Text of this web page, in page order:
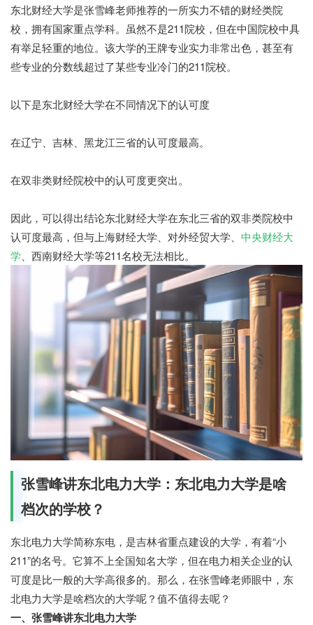
东北财经大学是张雪峰老师推荐的一所实力不错的财经类院
校，拥有国家重点学科。虽然不是211院校，但在中国院校中具
有举足轻重的地位。该大学的王牌专业实力非常出色，甚至有
些专业的分数线超过了某些专业冷门的211院校。
以下是东北财经大学在不同情况下的认可度
在辽宁、吉林、黑龙江三省的认可度最高。
在双非类财经院校中的认可度更突出。
因此，可以得出结论东北财经大学在东北三省的双非类院校中
认可度最高，但与上海财经大学、对外经贸大学、 中央财经大
学、西南财经大学等211名校无法相比。
张雪峰讲东北电力大学：东北电力大学是啥
档次的学校？
东北电力大学简称东电，是吉林省重点建设的大学，有着“小
211”的名号。它算不上全国知名大学，但在电力相关企业的认
可度是比一般的大学高很多的。那么，在张雪峰老师眼中，东
北电力大学是啥档次的大学呢？值不值得去呢？
一、张雪峰讲东北电力大学